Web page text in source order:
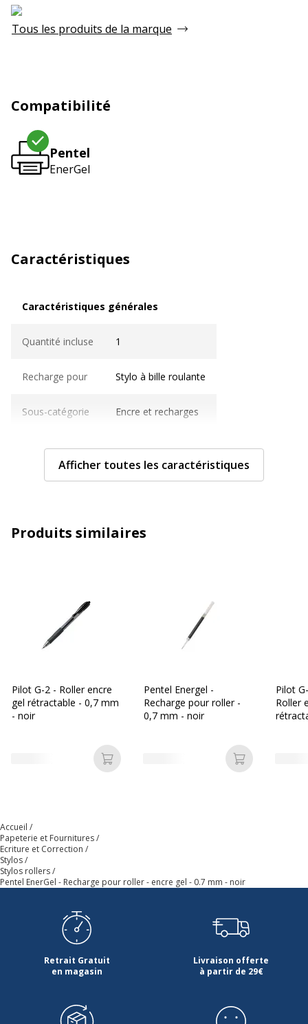
Tous les produits de la marque
Compatibilité
Pentel
EnerGel
Caractéristiques
Caractéristiques générales
Quantité incluse 1
Recharge pour Stylo à bille roulante
Sous-catégorie Encre et recharges
Type de produit Recharge
Informations sur les services
Largeur maximum de la ligne (mm)
Type d'encre Encre gel
Données d'identification
Référence produit fabricant
Afficher toutes les caractéristiques
Produits similaires
Pilot G-2 - Roller encre
gel rétractable - 0,7 mm
- noir
Ajouter au panier
Pentel Energel -
Recharge pour roller -
0,7 mm - noir
Ajouter au
Pilot
Roller
Accueil
Papeterie et Fournitures
Ecriture et Correction
Stylos
Stylos rollers
Pentel EnerGel - Recharge pour roller - encre gel - 0.7 mm - noir
Retrait Gratuit
en magasin
Livraison offerte
à partir de 29€